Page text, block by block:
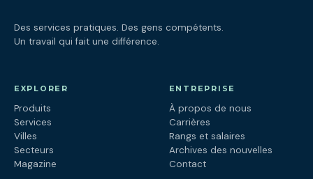
Des services pratiques. Des gens compétents.
Un travail qui fait une différence.
EXPLORER
Produits
Services
Villes
Secteurs
Magazine
ENTREPRISE
À propos de nous
Carrières
Rangs et salaires
Archives des nouvelles
Contact